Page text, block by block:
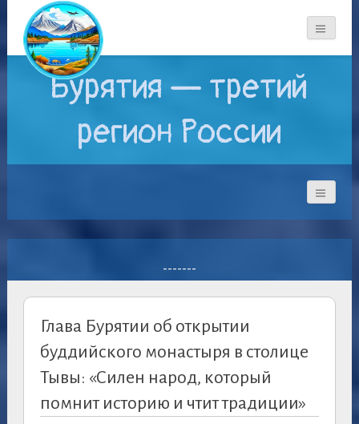
Бурятия — третий
регион России
-------
Глава Бурятии об открытии
буддийского монастыря в столице
Тывы: «Силен народ, который
помнит историю и чтит традиции»